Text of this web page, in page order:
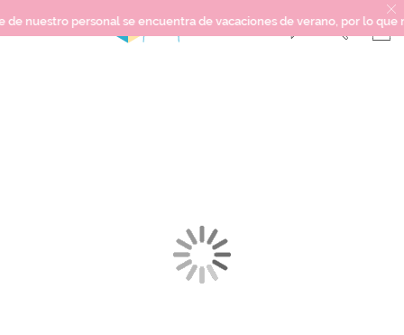
nuestro personal se encuentra de vacaciones de verano, por lo que